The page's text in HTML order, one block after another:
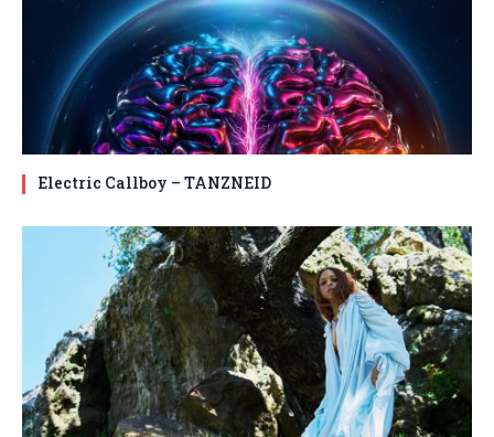
Electric Callboy – TANZNEID